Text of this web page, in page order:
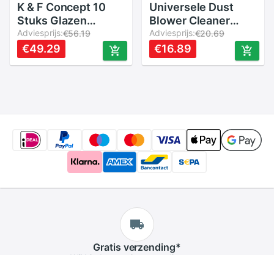
K & F Concept 10
Stuks Glazen
Camera Lens
Microvezeldoek
Filter Lens Dv Lcd
Adviesprijs:€56.19
€49.29
Universele Dust
Blower Cleaner
Rubber Air Blower
Pomp Dust Cleaner
Dslr Lens Cleaning
Adviesprijs:€20.69
€16.89
Gratis verzending*